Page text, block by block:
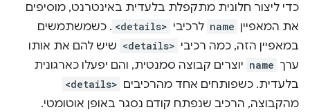
כדי ליצור חלונית מתקפלת בלעדית באינטרנט, מוסיפים
את המאפיין name לרכיבי <details> . כשמשתמשים
במאפיין הזה, כמה רכיבי <details> שיש להם את אותו
ערך name יוצרים קבוצה סמנטית, והם יפעלו כארגונית
בלעדית. כשפותחים אחד מהרכיבים <details>
מהקבוצה, הרכיב שנפתח קודם נסגר באופן אוטומטי.